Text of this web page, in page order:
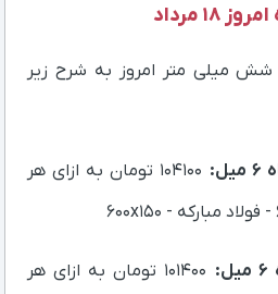
میلی متر امروز به شرح زیر
‌‌‌‌‌‌‌‌104100 تومان به ازای هر
‌‌‌‌‌‌‌‌101400 تومان به ازای هر